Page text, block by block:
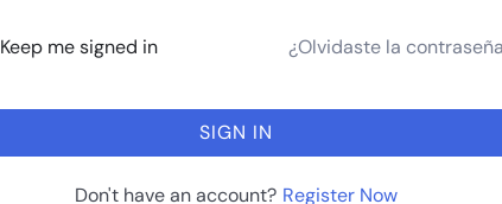
Keep me signed in ¿Olvidaste la
SIGN IN
Don't have an account? Register Now